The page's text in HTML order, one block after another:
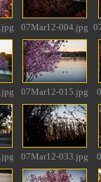
07Mar12-004.jpg
07Mar12-015.jpg
07Mar12-033.jpg